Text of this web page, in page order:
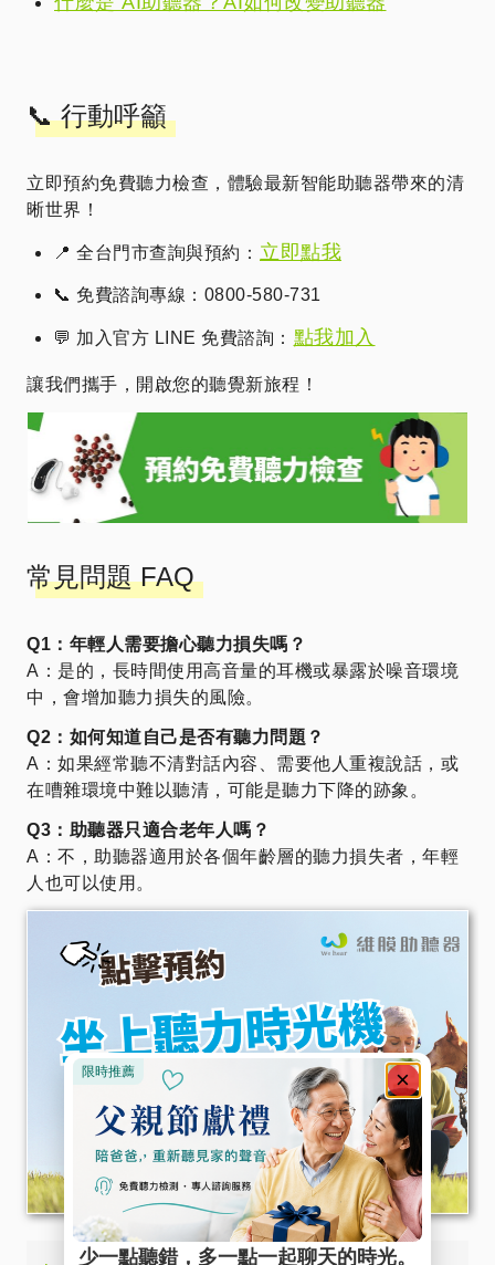
📞 行動呼籲
立即預約免費聽力檢查，體驗最新智能助聽器帶來的清
晰世界！
📍 全台門市查詢與預約： 立即點我
📞 免費諮詢專線：0800-580-731
💬 加入官方 LINE 免費諮詢： 點我加入
讓我們攜手，開啟您的聽覺新旅程！
常見問題 FAQ
Q1：年輕人需要擔心聽力損失嗎？
A：是的，長時間使用高音量的耳機或暴露於噪音環境
中，會增加聽力損失的風險。
Q2：如何知道自己是否有聽力問題？
A：如果經常聽不清對話內容、需要他人重複說話，或
在嘈雜環境中難以聽清，可能是聽力下降的跡象。
Q3：助聽器只適合老年人嗎？
A：不，助聽器適用於各個年齡層的聽力損失者，年輕
人也可以使用。